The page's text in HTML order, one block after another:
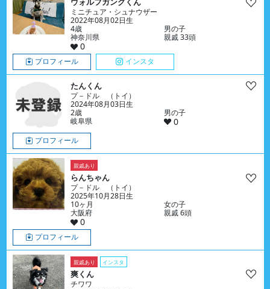
ウォルフガングくん
ミニチュア・シュナウザー
2022年08月02日生
4歳
男の子
神奈川県
親戚 33頭
0
プロフィール インスタ
たんくん
プ－ドル （トイ）
2024年08月03日生
2歳
男の子
岐阜県
0
プロフィール
親戚あり
らんちゃん
プ－ドル （トイ）
2025年10月28日生
10ヶ月
女の子
大阪府
親戚 6頭
0
プロフィール
親戚あり インスタ
爽くん
チワワ